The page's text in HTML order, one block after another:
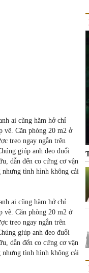
ai cũng hăm hở chỉ
vẽ. Căn phòng 20 m2 ở
treo ngay ngắn trên
giúp anh đeo đuổi
dẫn đến co cứng cơ vận
nhưng tình hình không cải
ai cũng hăm hở chỉ
vẽ. Căn phòng 20 m2 ở
treo ngay ngắn trên
giúp anh đeo đuổi
dẫn đến co cứng cơ vận
nhưng tình hình không cải